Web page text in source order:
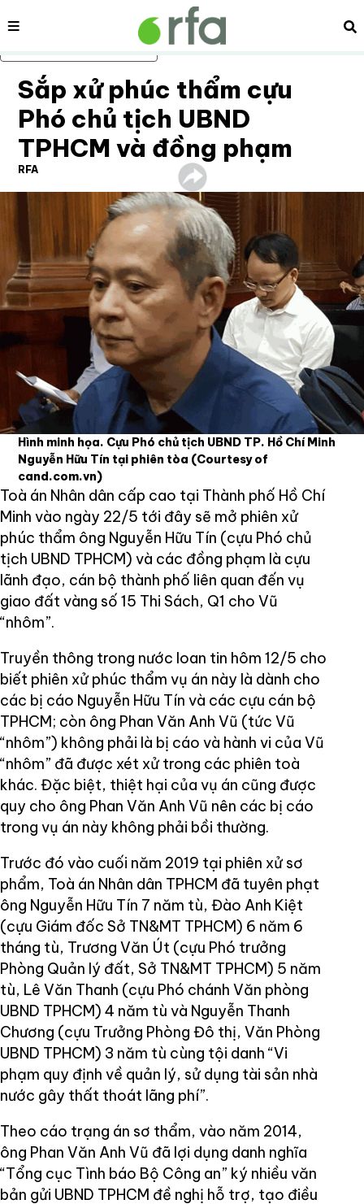
Bỏ qua nội dung chính
Nội dung
Sắp xử phúc thẩm cựu
Phó chủ tịch UBND
TPHCM và đồng phạm
RFA
Hình minh họa. Cựu Phó chủ tịch UBND TP. Hồ Chí Minh
Nguyễn Hữu Tín tại phiên tòa (Courtesy of
cand.com.vn)
Toà án Nhân dân cấp cao tại Thành phố Hồ Chí
Minh vào ngày 22/5 tới đây sẽ mở phiên xử
phúc thẩm ông Nguyễn Hữu Tín (cựu Phó chủ
tịch UBND TPHCM) và các đồng phạm là cựu
lãnh đạo, cán bộ thành phố liên quan đến vụ
giao đất vàng số 15 Thi Sách, Q1 cho Vũ
“nhôm”.
Truyền thông trong nước loan tin hôm 12/5 cho
biết phiên xử phúc thẩm vụ án này là dành cho
các bị cáo Nguyễn Hữu Tín và các cựu cán bộ
TPHCM; còn ông Phan Văn Anh Vũ (tức Vũ
“nhôm”) không phải là bị cáo và hành vi của Vũ
“nhôm” đã được xét xử trong các phiên toà
khác. Đặc biệt, thiệt hại của vụ án cũng được
quy cho ông Phan Văn Anh Vũ nên các bị cáo
trong vụ án này không phải bồi thường.
Trước đó vào cuối năm 2019 tại phiên xử sơ
phẩm, Toà án Nhân dân TPHCM đã tuyên phạt
ông Nguyễn Hữu Tín 7 năm tù, Đào Anh Kiệt
(cựu Giám đốc Sở TN&MT TPHCM) 6 năm 6
tháng tù, Trương Văn Út (cựu Phó trưởng
Phòng Quản lý đất, Sở TN&MT TPHCM) 5 năm
tù, Lê Văn Thanh (cựu Phó chánh Văn phòng
UBND TPHCM) 4 năm tù và Nguyễn Thanh
Chương (cựu Trưởng Phòng Đô thị, Văn Phòng
UBND TPHCM) 3 năm tù cùng tội danh “Vi
phạm quy định về quản lý, sử dụng tài sản nhà
nước gây thất thoát lãng phí”.
Theo cáo trạng án sơ thẩm, vào năm 2014,
ông Phan Văn Anh Vũ đã lợi dụng danh nghĩa
“Tổng cục Tình báo Bộ Công an” ký nhiều văn
bản gửi UBND TPHCM đề nghị hỗ trợ, tạo điều